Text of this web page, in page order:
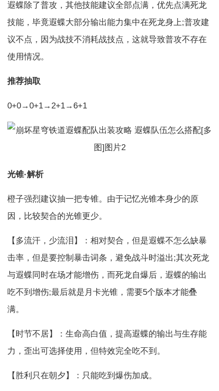
遐蝶除了普攻，其他技能建议全部点满，优先点满死龙
技能，毕竟遐蝶大部分输出能力集中在死龙身上;普攻建
议不点，因为战技不消耗战技点，这就导致普攻不存在
使用情况。
推荐抽取
0+0→0+1→2+1→6+1
光锥·解析
橙子强烈建议抽一把专锥。由于记忆光锥本身少的原
因，比较契合的光锥更少。
【多流汗，少流泪】：相对契合，但是遐蝶不怎么缺暴
击率，但是要控制暴击词条，避免战斗时溢出;其次死龙
与遐蝶同时在场才能增伤，而死龙自爆后，遐蝶的输出
吃不到增伤;最后就是月卡光锥，需要5个版本才能叠
满。
【时节不居】：生命高白值，提高遐蝶的输出与生存能
力，歪出可选择使用，但特效完全吃不到。
【胜利只在朝夕】：只能吃到爆伤加成。